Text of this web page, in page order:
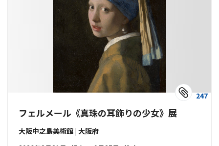
247
フェルメール《真珠の耳飾りの少女》展
大阪中之島美術館 | 大阪府